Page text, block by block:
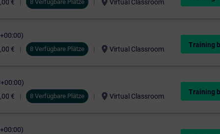
€ 8 Verfügbare Plätze location_on Virtual Classroom
€ 8 Verfügbare Plätze location_on Virtual Classroom
Training
€ 8 Verfügbare Plätze location_on Virtual Classroom
Training